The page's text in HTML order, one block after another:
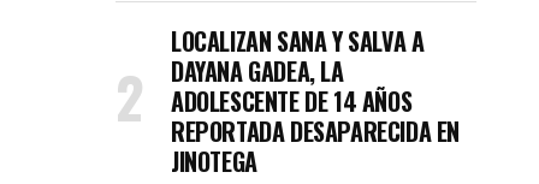
LOCALIZAN SANA Y SALVA A
DAYANA GADEA, LA
ADOLESCENTE DE 14 AÑOS
REPORTADA DESAPARECIDA EN
JINOTEGA